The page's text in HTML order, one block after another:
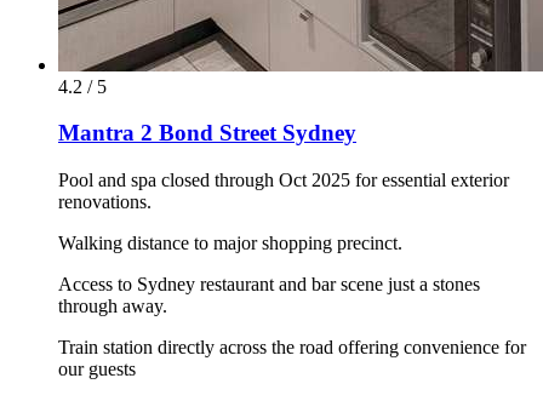
4.2 / 5
Mantra 2 Bond Street Sydney
Pool and spa closed through Oct 2025 for essential exterior
renovations.
Walking distance to major shopping precinct.
Access to Sydney restaurant and bar scene just a stones
through away.
Train station directly across the road offering convenience for
our guests